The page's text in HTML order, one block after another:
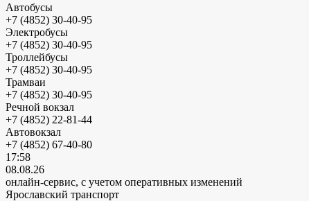
Автобусы
+7 (4852) 30-40-95
Электробусы
+7 (4852) 30-40-95
Троллейбусы
+7 (4852) 30-40-95
Трамваи
+7 (4852) 30-40-95
Речной вокзал
+7 (4852) 22-81-44
Автовокзал
+7 (4852) 67-40-80
17:58
08.08.26
онлайн-сервис, с учетом оперативных изменений
Ярославский транспорт